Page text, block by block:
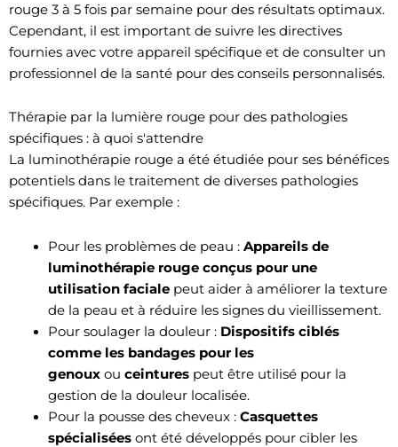
rouge 3 à 5 fois par semaine pour des résultats optimaux.
Cependant, il est important de suivre les directives
fournies avec votre appareil spécifique et de consulter un
professionnel de la santé pour des conseils personnalisés.
Thérapie par la lumière rouge pour des pathologies
spécifiques : à quoi s'attendre
La luminothérapie rouge a été étudiée pour ses bénéfices
potentiels dans le traitement de diverses pathologies
spécifiques. Par exemple :
Pour les problèmes de peau : Appareils de
luminothérapie rouge conçus pour une
utilisation faciale peut aider à améliorer la texture
de la peau et à réduire les signes du vieillissement.
Pour soulager la douleur : Dispositifs ciblés
comme les bandages pour les
genoux ou ceinturespeut être utilisé pour la
gestion de la douleur localisée.
Pour la pousse des cheveux : Casquettes
spécialiséesont été développés pour cibler les